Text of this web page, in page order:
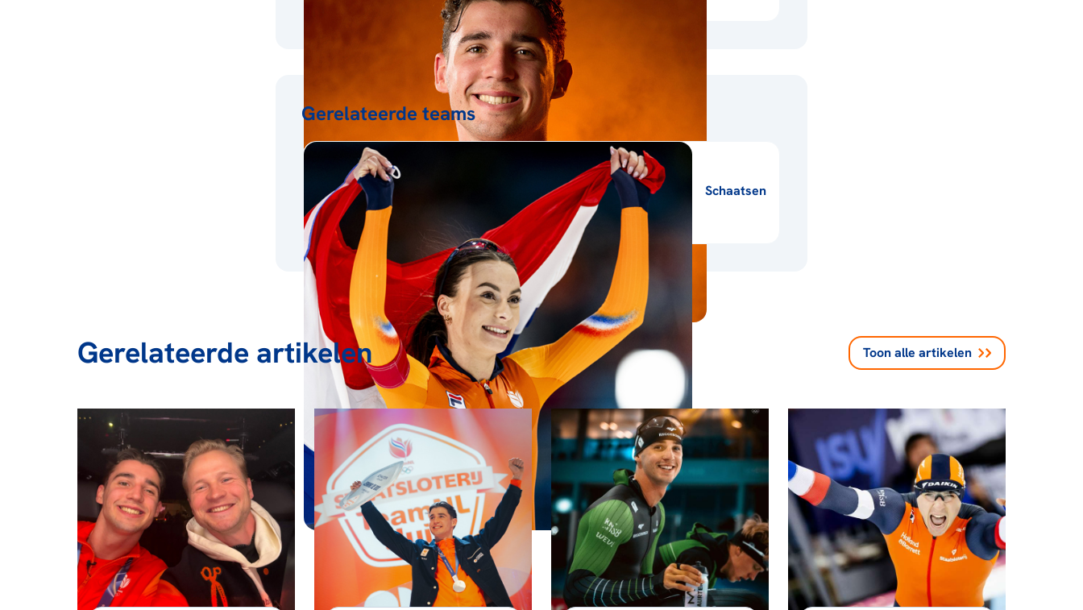
Gerelateerde teams
Schaatsen
Gerelateerde artikelen Toon alle artikelen